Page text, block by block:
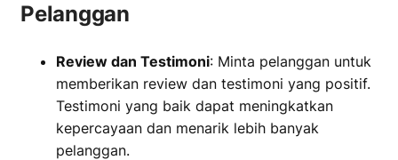
Pelanggan
Review dan Testimoni: Minta pelanggan untuk
memberikan review dan testimoni yang positif.
Testimoni yang baik dapat meningkatkan
kepercayaan dan menarik lebih banyak
pelanggan.